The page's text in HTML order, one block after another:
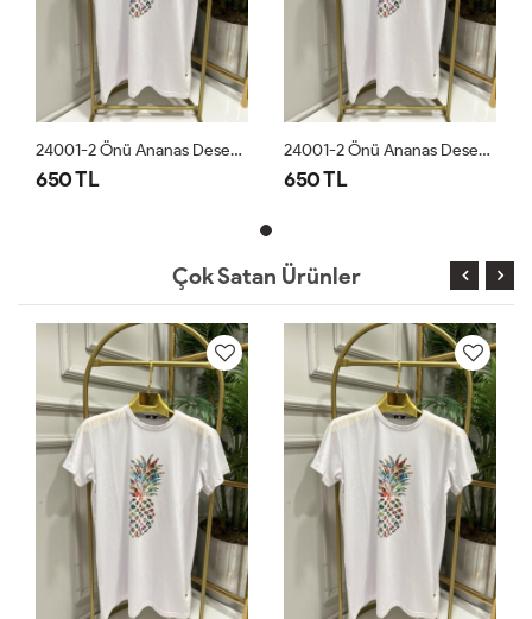
24001-2 Önü Ananas Desen Bluz Beyaz
650 TL
24001-2 Önü Ananas Desen Bluz Beyaz
650 TL
Çok Satan Ürünler